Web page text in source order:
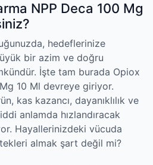
NPP Deca 100 Mg
hedeflerinize
bir azim ve doğru
İşte tam burada Opiox
10 Ml devreye giriyor.
kas kazancı, dayanıklılık ve
anlamda hızlandıracak
Hayallerinizdeki vücuda
almak şart değil mi?